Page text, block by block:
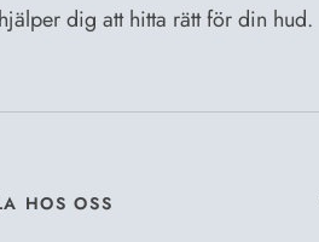
dig att hitta rätt för din hud.
HOS OSS